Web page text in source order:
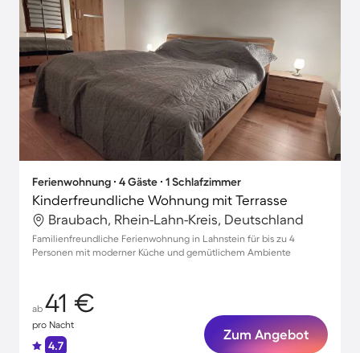
Ferienwohnung ∙ 4 Gäste ∙ 1 Schlafzimmer
Kinderfreundliche Wohnung mit Terrasse
Braubach, Rhein-Lahn-Kreis, Deutschland
Familienfreundliche Ferienwohnung in Lahnstein für bis zu 4
Personen mit moderner Küche und gemütlichem Ambiente
ab 41 €
pro Nacht
4.7
Zum Angebot